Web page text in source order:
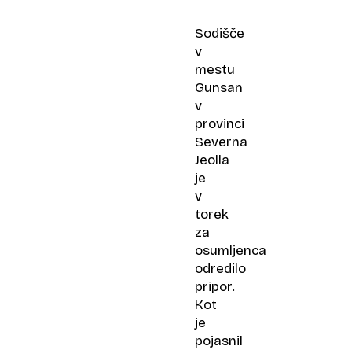
umor
priznal,
motiva
noče
Sodišče
v
mestu
Gunsan
v
provinci
Severna
Jeolla
je
v
torek
za
osumljenca
odredilo
pripor.
Kot
je
pojasnil